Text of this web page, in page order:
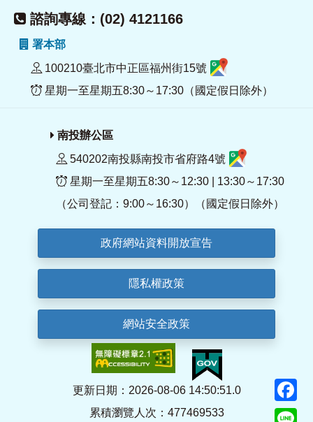
諮詢專線：(02) 4121166
署本部
100210臺北市中正區福州街15號
星期一至星期五8:30～17:30（國定假日除外）
南投辦公區
540202南投縣南投市省府路4號
星期一至星期五8:30～12:30 | 13:30～17:30
（公司登記：9:00～16:30）（國定假日除外）
政府網站資料開放宣告
隱私權政策
網站安全政策
更新日期：2026-08-06 14:50:51.0
累積瀏覽人次：477469533